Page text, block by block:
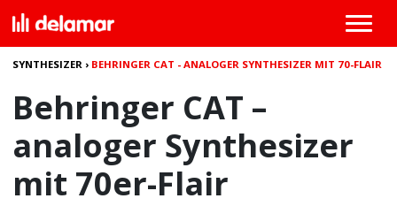
SYNTHESIZER › BEHRINGER CAT - ANALOGER SYNTHESIZER MIT 70-FLAIR
Behringer CAT –
analoger Synthesizer
mit 70er-Flair